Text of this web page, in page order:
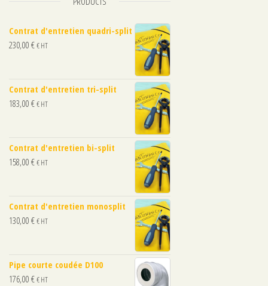
Contrat d'entretien quadri-split
230,00 €€ HT
Contrat d'entretien tri-split
183,00 €€ HT
Contrat d'entretien bi-split
158,00 €€ HT
Contrat d'entretien monosplit
130,00 €€ HT
Pipe courte coudée D100
176,00 €€ HT